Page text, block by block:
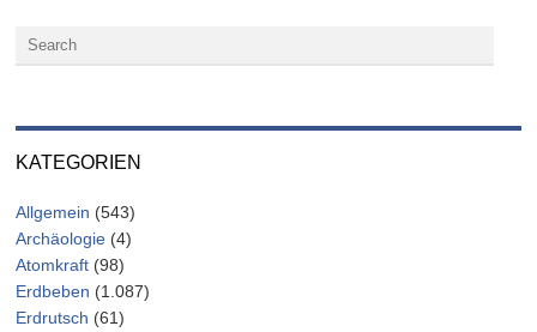
KATEGORIEN
Allgemein (543)
Archäologie (4)
Atomkraft (98)
Erdbeben (1.087)
Erdrutsch (61)